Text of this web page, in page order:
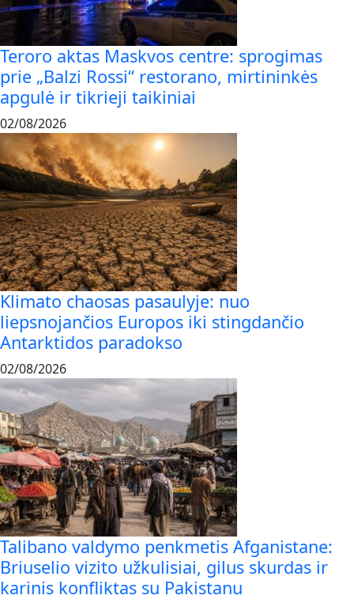
Teroro aktas Maskvos centre: sprogimas
prie „Balzi Rossi“ restorano, mirtininkės
apgulė ir tikrieji taikiniai
02/08/2026
Klimato chaosas pasaulyje: nuo
liepsnojančios Europos iki stingdančio
Antarktidos paradokso
02/08/2026
Talibano valdymo penkmetis Afganistane:
Briuselio vizito užkulisiai, gilus skurdas ir
karinis konfliktas su Pakistanu